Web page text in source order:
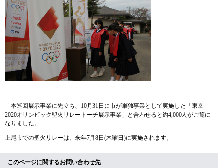
本巡回展示事業に先立ち、10月31日に市が単独事業として実施した「東京
2020オリンピック聖火リレートーチ展示事業」と合わせると約4,000人がご覧に
なりました。
上尾市での聖火リレーは、来年7月8日(木曜日)に実施されます。
このページに関するお問い合わせ先